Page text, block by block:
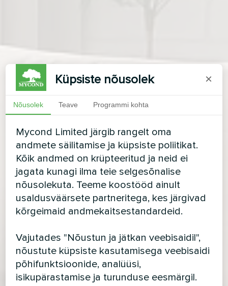
Küpsiste nõusolek ×
Nõusolek Teave Programmi kohta
Mycond Limited järgib rangelt oma
andmete säilitamise ja küpsiste poliitikat.
Kõik andmed on krüpteeritud ja neid ei
jagata kunagi ilma teie selgesõnalise
nõusolekuta. Teeme koostööd ainult
usaldusväärsete partneritega, kes järgivad
kõrgeimaid andmekaitsestandardeid.
Vajutades "Nõustun ja jätkan veebisaidil",
nõustute küpsiste kasutamisega veebisaidi
põhifunktsioonide, analüüsi,
isikupärastamise ja turunduse eesmärgil.